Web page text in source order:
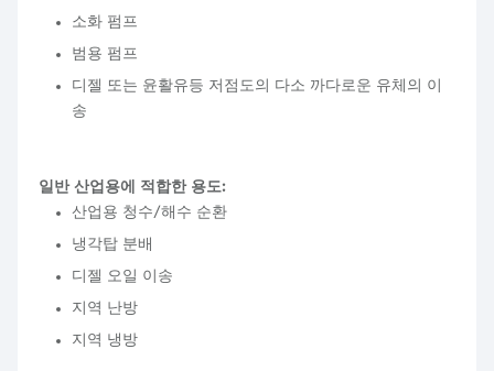
소화 펌프
범용 펌프
디젤 또는 윤활유등 저점도의 다소 까다로운 유체의 이
송
일반 산업용에 적합한 용도:
산업용 청수/해수 순환
냉각탑 분배
디젤 오일 이송
지역 난방
지역 냉방